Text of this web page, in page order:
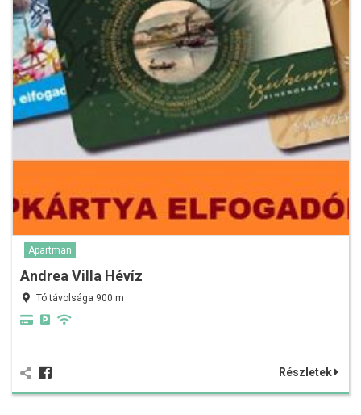
Apartman
Andrea Villa Hévíz
Tó távolsága 900 m
Részletek